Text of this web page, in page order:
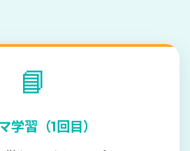
📘
学習（1回目）